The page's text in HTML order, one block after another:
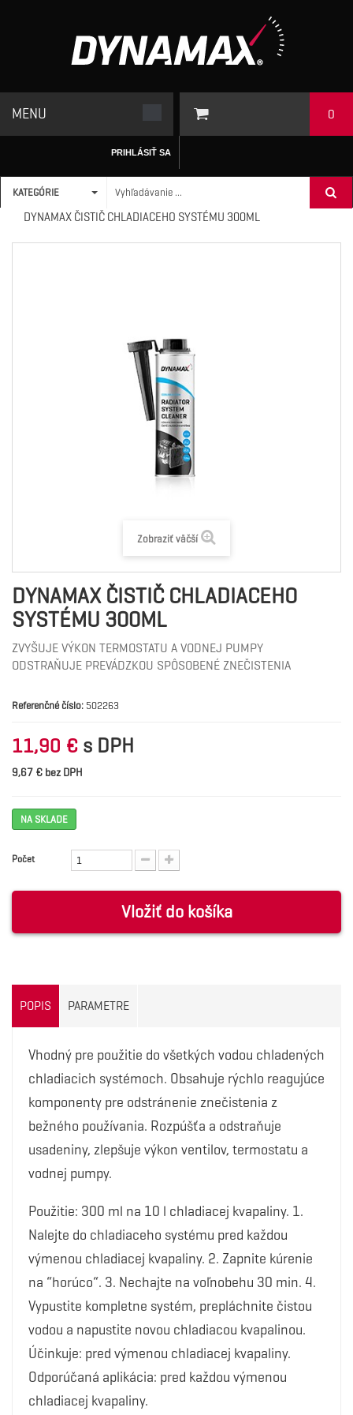
MENU 0
PRIHLÁSIŤ SA
KATEGÓRIE
ÚVODNÁ STRÁNKA / ADITÍVA > CHLADIACI SYSTÉM
DYNAMAX ČISTIČ CHLADIACEHO SYSTÉMU 300ML
Zobraziť väčší
DYNAMAX ČISTIČ CHLADIACEHO
SYSTÉMU 300ML
ZVYŠUJE VÝKON TERMOSTATU A VODNEJ PUMPY
ODSTRAŇUJE PREVÁDZKOU SPÔSOBENÉ ZNEČISTENIA
Referenčné číslo: 502263
11,90 € s DPH
9,67 € bez DPH
NA SKLADE
Počet
Vložiť do košíka
POPIS PARAMETRE
Vhodný pre použitie do všetkých vodou chladených
chladiacich systémoch. Obsahuje rýchlo reagujúce
komponenty pre odstránenie znečistenia z
bežného používania. Rozpúšťa a odstraňuje
usadeniny, zlepšuje výkon ventilov, termostatu a
vodnej pumpy.
Použitie: 300 ml na 10 l chladiacej kvapaliny. 1.
Nalejte do chladiaceho systému pred každou
výmenou chladiacej kvapaliny. 2. Zapnite kúrenie
na “horúco“. 3. Nechajte na voľnobehu 30 min. 4.
Vypustite kompletne systém, prepláchnite čistou
vodou a napustite novou chladiacou kvapalinou.
Účinkuje: pred výmenou chladiacej kvapaliny.
Odporúčaná aplikácia: pred každou výmenou
chladiacej kvapaliny.